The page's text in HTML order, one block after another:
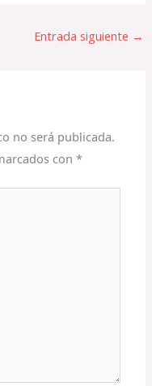
Entrada siguiente →
no será publicada.
con*